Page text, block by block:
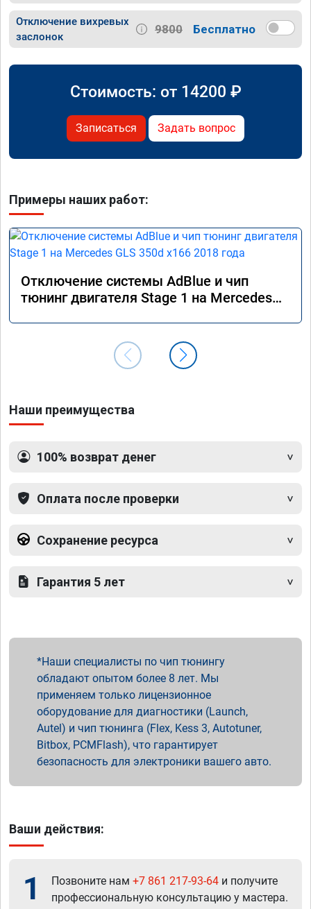
Отключение вихревых
заслонок
9800 Бесплатно
Стоимость: от 14200 ₽
Записаться Задать вопрос
Примеры наших работ:
Отключение системы AdBlue и чип
тюнинг двигателя Stage 1 на Mercedes
Наши преимущества
100% возврат денег
Оплата после проверки
Сохранение ресурса
Гарантия 5 лет
Наши специалисты по чип тюнингу
обладают опытом более 8 лет. Мы
применяем только лицензионное
оборудование для диагностики (Launch,
Autel) и чип тюнинга (Flex, Kess 3, Autotuner,
Bitbox, PCMFlash), что гарантирует
безопасность для электроники вашего авто.
Ваши действия:
1 Позвоните нам +7 861 217-93-64 и получите
профессиональную консультацию у мастера.